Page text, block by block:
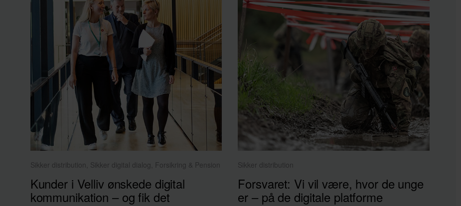
Sikker distribution, Sikker digital dialog, Forsikring & Pension
Kunder i Velliv ønskede digital
kommunikation – og fik det
Sikker distribution
Forsvaret: Vi vil være, hvor de unge
er – på de digitale platforme